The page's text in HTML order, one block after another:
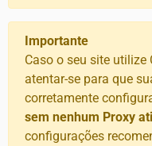
Importante
Caso o seu site utilize
atentar-se para que
corretamente
sem nenhum Proxy
configurações